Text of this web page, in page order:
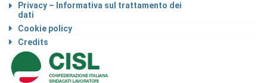
Privacy – Informativa sul trattamento dei
dati
Cookie policy
Credits